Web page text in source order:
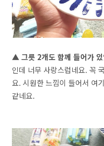
▲ 그릇 2개도 함께 들어가
인데 너무 사랑스럽네요. 꼭
요. 시원한 느낌이 들어서 여
같네요.